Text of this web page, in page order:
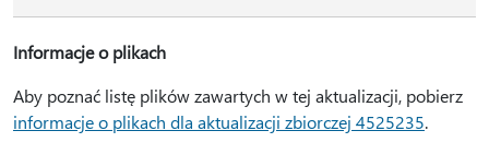
Informacje o plikach
Aby poznać listę plików zawartych w tej aktualizacji, pobierz
informacje o plikach dla aktualizacji zbiorczej 4525235.